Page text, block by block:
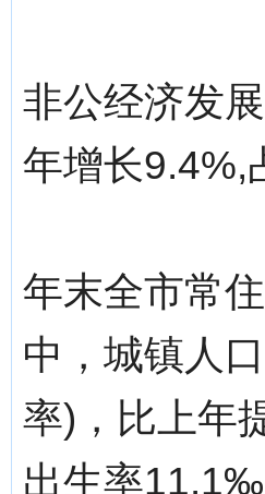
非公经济发
年增长9.4%,
年末全市常
中，城镇人
率)，比上年
出生率